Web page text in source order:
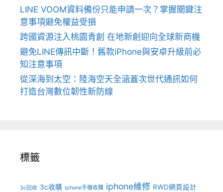
LINE VOOM資料備份只能申請一次？掌握關鍵注
意事項避免權益受損
跨國資源注入桃園青創 在地新創迎向全球新商機
避免LINE傳訊中斷！舊款iPhone與安卓升級前必
知注意事項
從深海到太空：陸海空天全涵蓋次世代通訊如何
打造台灣數位韌性新防線
標籤
3c回收 3c收購 iphone手機收購 iphone維修 RWD網頁設計